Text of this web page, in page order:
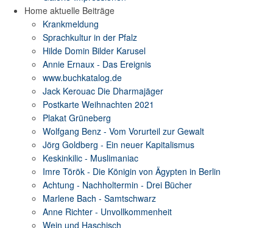
Home aktuelle Beiträge
Krankmeldung
Sprachkultur in der Pfalz
Hilde Domin Bilder Karusel
Annie Ernaux - Das Ereignis
www.buchkatalog.de
Jack Kerouac Die Dharmajäger
Postkarte Weihnachten 2021
Plakat Grüneberg
Wolfgang Benz - Vom Vorurteil zur Gewalt
Jörg Goldberg - Ein neuer Kapitalismus
Keskinkilic - Muslimaniac
Imre Török - Die Königin von Ägypten in Berlin
Achtung - Nachholtermin - Drei Bücher
Marlene Bach - Samtschwarz
Anne Richter - Unvollkommenheit
Wein und Haschisch